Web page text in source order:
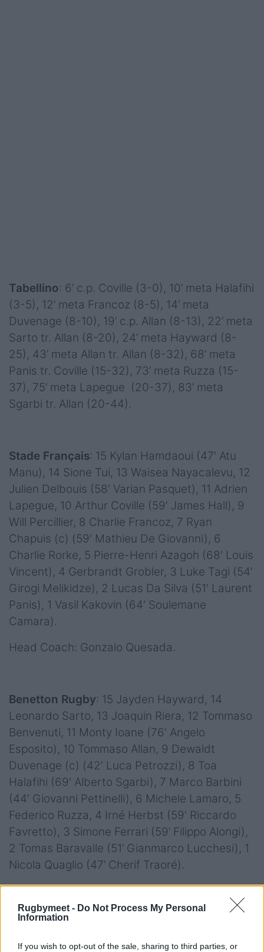
Rugbymeet - Do Not Process My Personal
Information
If you wish to opt-out of the sale, sharing to third parties, or
Tabellino: 6’ c.p. Coville (3-0), 10’ meta Halafihi
(3-5), 12’ meta Francoz (8-5), 14’ meta
Duvenage (8-10), 19’ c.p. Allan (8-13), 22’ meta
Sarto tr. Allan (8-20), 24’ meta Hayward (8-
25), 43’ meta Allan tr. Allan (8-32), 68’ meta
Panis tr. Coville (15-32), 73’ meta Ruzza (15-
37), 75’ meta Lapegue (20-37), 83’ meta
Sgarbi tr. Allan (20-44).
Stade Français: 15 Kylan Hamdaoui (47′ Atu
Manu), 14 Sione Tui, 13 Waisea Nayacalevu, 12
Julien Delbouis (58′ Varian Pasquet), 11 Adrien
Lapegue, 10 Arthur Coville (59′ James Hall), 9
Will Percillier, 8 Charlie Francoz, 7 Ryan
Chapuis (c) (59′ Mathieu De Giovanni), 6
Charlie Rorke, 5 Pierre-Henri Azagoh (68′ Louis
Vincent), 4 Gerbrandt Grobler, 3 Luke Tagi (54′
Girogi Melikidze), 2 Lucas Da Silva (51′ Laurent
Panis), 1 Vasil Kakovin (64′ Soulemane
Camara).
Head Coach: Gonzalo Quesada.
Benetton Rugby: 15 Jayden Hayward, 14
Leonardo Sarto, 13 Joaquin Riera, 12 Tommaso
Benvenuti, 11 Monty Ioane (76′ Angelo
Esposito), 10 Tommaso Allan, 9 Dewaldt
Duvenage (c) (42′ Luca Petrozzi), 8 Toa
Halafihi (69′ Alberto Sgarbi), 7 Marco Barbini
(44′ Giovanni Pettinelli), 6 Michele Lamaro, 5
Federico Ruzza, 4 Irné Herbst (59′ Riccardo
Favretto), 3 Simone Ferrari (59’ Filippo Alongi),
2 Tomas Baravalle (51’ Gianmarco Lucchesi), 1
Nicola Quaglio (47’ Cherif Traoré).
Head Coach: Kieran Crowley
Note: 18′ cartellino giallo a Nayacalevu; 44′